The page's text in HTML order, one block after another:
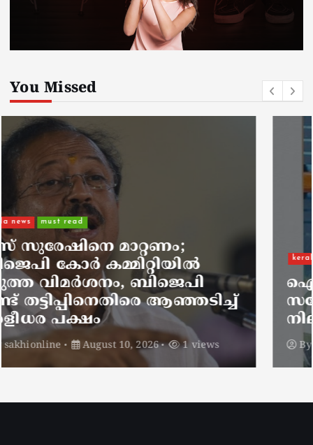
You Missed
kerala news
ഐജ ആർ മഹേഷിന്റെ
സഹോദരൻ ലോഡ്ജിൽ മരിച്ച
നിലയിൽ
Bysakhionline August 10, 2026